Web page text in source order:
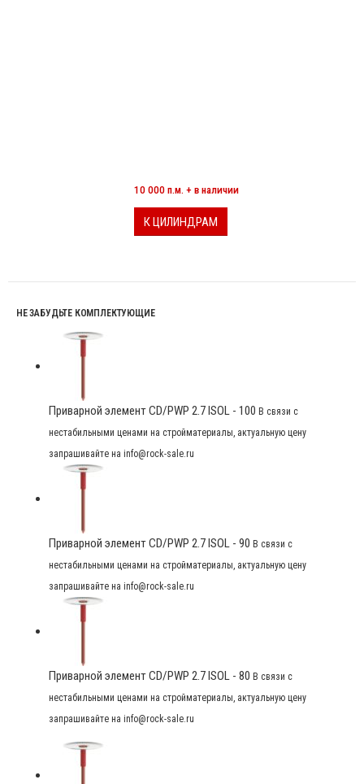
10 000 п.м. + в наличии
К ЦИЛИНДРАМ
НЕ ЗАБУДЬТЕ КОМПЛЕКТУЮЩИЕ
Приварной элемент CD/PWP 2.7 ISOL - 100 В связи с
нестабильными ценами на стройматериалы, актуальную цену
запрашивайте на info@rock-sale.ru
Приварной элемент CD/PWP 2.7 ISOL - 90 В связи с
нестабильными ценами на стройматериалы, актуальную цену
запрашивайте на info@rock-sale.ru
Приварной элемент CD/PWP 2.7 ISOL - 80 В связи с
нестабильными ценами на стройматериалы, актуальную цену
запрашивайте на info@rock-sale.ru